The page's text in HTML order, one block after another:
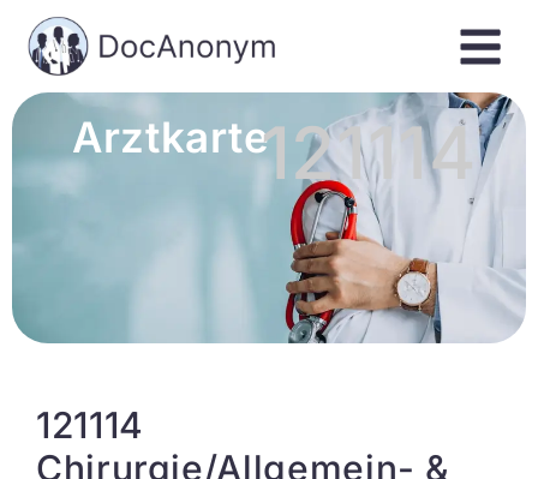
Arztkarte121114
121114
Chirurgie/Allgemein- &